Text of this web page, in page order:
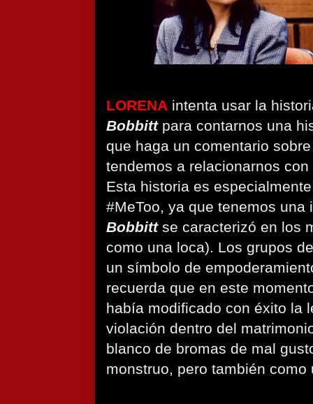
LORENA intenta usar la
Bobbittpara contarnos una
que haga un comentario
tendemos a relacionarnos
Esta historia es
#MeToo, ya que tenemos
Bobbittse caracterizó en los
como una loca). Los grupos
un símbolo de
recuerda que en este
había modificado con éxito la
violación dentro del
blanco de bromas de mal
monstruo, pero también como